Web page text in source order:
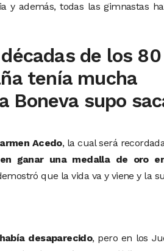
y además, todas las gimnastas
de los
tenía mucha
Boneva supo
Acedo, la cual será
en ganar una medalla de oro
que la vida va y viene y la
desaparecido, pero en los